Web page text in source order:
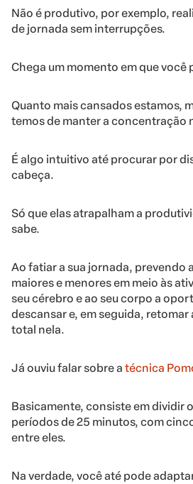
Não é produtivo, por exemplo,
de jornada sem interrupções.
Chega um momento em que você
Quanto mais cansados estamos,
temos de manter a concentração
É algo intuitivo até procurar por
cabeça.
Só que elas atrapalham a
sabe.
Ao fatiar a sua jornada, prevendo
maiores e menores em meio às
seu cérebro e ao seu corpo a
descansar e, em seguida,
total nela.
Já ouviu falar sobre a técnica
Basicamente, consiste em dividir
períodos de 25 minutos, com
entre eles.
Na verdade, você até pode